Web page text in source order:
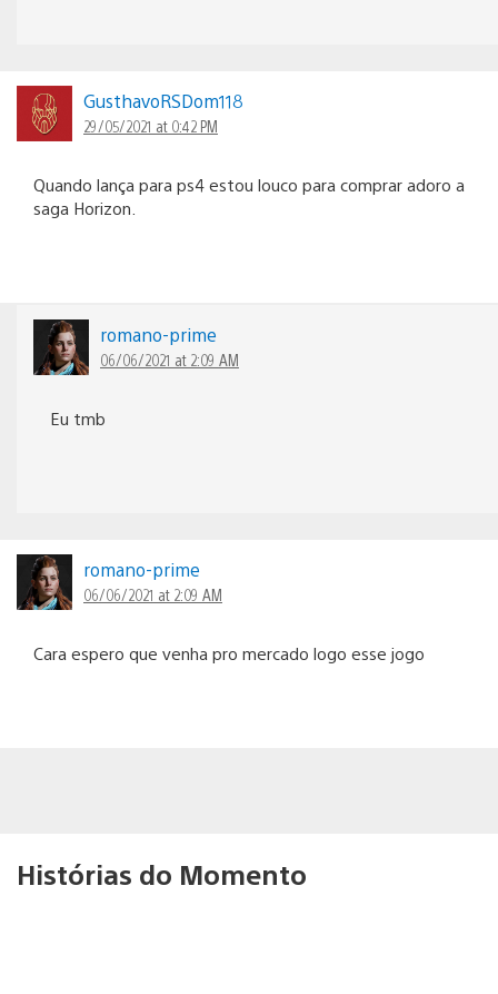
GusthavoRSDom118
29/05/2021 at 0:42 PM
Quando lança para ps4 estou louco para comprar adoro a
saga Horizon.
romano-prime
06/06/2021 at 2:09 AM
Eu tmb
romano-prime
06/06/2021 at 2:09 AM
Cara espero que venha pro mercado logo esse jogo
Histórias do Momento